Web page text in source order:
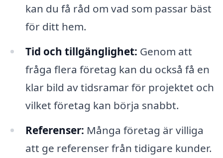
kan du få råd om vad som passar bäst
för ditt hem.
Tid och tillgänglighet: Genom att
fråga flera företag kan du också få en
klar bild av tidsramar för projektet och
vilket företag kan börja snabbt.
Referenser: Många företag är villiga
att ge referenser från tidigare kunder.